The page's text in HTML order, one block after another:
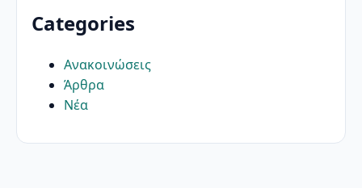
Categories
Ανακοινώσεις
Άρθρα
Νέα